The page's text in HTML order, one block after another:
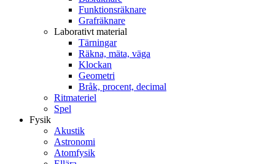
Funktionsräknare
Grafräknare
Laborativt material
Tärningar
Räkna, mäta, väga
Klockan
Geometri
Bråk, procent, decimal
Ritmateriel
Spel
Fysik
Akustik
Astronomi
Atomfysik